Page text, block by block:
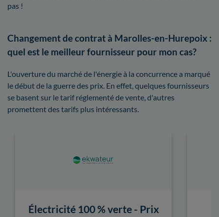
pas !
Changement de contrat à Marolles-en-Hurepoix :
quel est le meilleur fournisseur pour mon cas?
L'ouverture du marché de l'énergie à la concurrence a marqué
le début de la guerre des prix. En effet, quelques fournisseurs
se basent sur le tarif réglementé de vente, d'autres
promettent des tarifs plus intéressants.
Électricité 100 % verte - Prix